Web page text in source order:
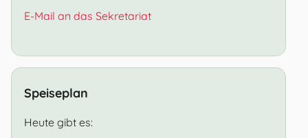
E-Mail an das Sekretariat
Speiseplan
Heute gibt es: